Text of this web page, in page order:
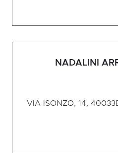
NADALINI
VIA ISONZO, 14, 40033